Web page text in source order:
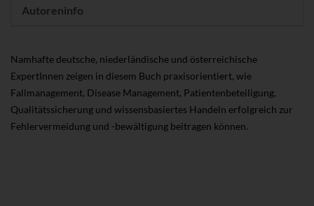
Autoreninfo
Namhafte deutsche, niederländische und österreichische
ExpertInnen zeigen in diesem Buch praxisorientiert, wie
Fallmanagement, Disease Management, Patientenbeteiligung,
Qualitätssicherung und wissensbasiertes Handeln erfolgreich zur
Fehlervermeidung und -bewältigung beitragen können.